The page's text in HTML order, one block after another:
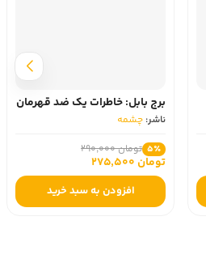
برج بابل: خاطرات یک ضد قهرمان
ناشر: چشمه
5٪ تومان 290,000
تومان 275,500
افزودن به سبد خرید